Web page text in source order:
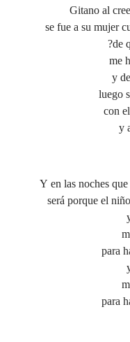
Gitano al
se fue a su mujer
me
y
luego
con
y
Y en las noches
será porque el
para
para